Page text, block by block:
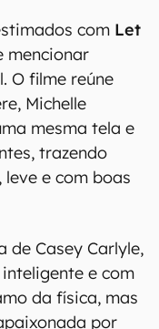
com Let
mencionar
O filme reúne
Michelle
mesma tela e
trazendo
e com boas
de Casey Carlyle,
e com
da física, mas
por